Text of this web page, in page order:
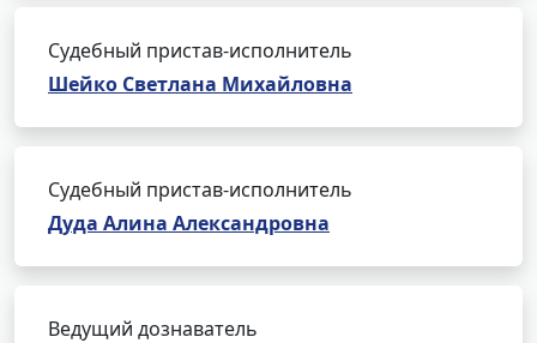
Судебный пристав-исполнитель
Шейко Светлана Михайловна
Судебный пристав-исполнитель
Дуда Алина Александровна
Ведущий дознаватель